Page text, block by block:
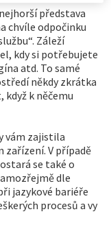
představa
chvíle odpočinku
Záleží
kdy si potřebujete
atd. To samé
někdy zkrátka
když k něčemu
vám zajistila
V případě
se také o
dle
jazykové bariéře
procesů a vy